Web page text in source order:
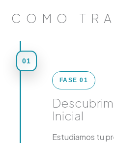
COMO
FASE 01
Inicial
Estudiamos tu
01